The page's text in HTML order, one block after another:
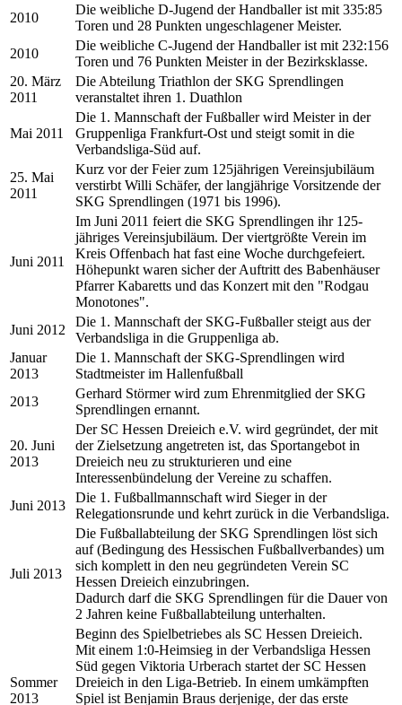
2010
Die weibliche D-Jugend der Handballer ist mit 335:85
Toren und 28 Punkten ungeschlagener Meister.
2010
Die weibliche C-Jugend der Handballer ist mit 232:156
Toren und 76 Punkten Meister in der Bezirksklasse.
20. März
2011
Die Abteilung Triathlon der SKG Sprendlingen
veranstaltet ihren 1. Duathlon
Mai 2011
Die 1. Mannschaft der Fußballer wird Meister in der
Gruppenliga Frankfurt-Ost und steigt somit in die
Verbandsliga-Süd auf.
25. Mai
2011
Kurz vor der Feier zum 125jährigen Vereinsjubiläum
verstirbt Willi Schäfer, der langjährige Vorsitzende der
SKG Sprendlingen (1971 bis 1996).
Juni 2011
Im Juni 2011 feiert die SKG Sprendlingen ihr 125-
jähriges Vereinsjubiläum. Der viertgrößte Verein im
Kreis Offenbach hat fast eine Woche durchgefeiert.
Höhepunkt waren sicher der Auftritt des Babenhäuser
Pfarrer Kabaretts und das Konzert mit den "Rodgau
Monotones".
Juni 2012
Die 1. Mannschaft der SKG-Fußballer steigt aus der
Verbandsliga in die Gruppenliga ab.
Januar
2013
Die 1. Mannschaft der SKG-Sprendlingen wird
Stadtmeister im Hallenfußball
2013
Gerhard Störmer wird zum Ehrenmitglied der SKG
Sprendlingen ernannt.
20. Juni
2013
Der SC Hessen Dreieich e.V. wird gegründet, der mit
der Zielsetzung angetreten ist, das Sportangebot in
Dreieich neu zu strukturieren und eine
Interessenbündelung der Vereine zu schaffen.
Juni 2013
Die 1. Fußballmannschaft wird Sieger in der
Relegationsrunde und kehrt zurück in die Verbandsliga.
Juli 2013
Die Fußballabteilung der SKG Sprendlingen löst sich
auf (Bedingung des Hessischen Fußballverbandes) um
sich komplett in den neu gegründeten Verein SC
Hessen Dreieich einzubringen.
Dadurch darf die SKG Sprendlingen für die Dauer von
2 Jahren keine Fußballabteilung unterhalten.
Sommer
2013
Beginn des Spielbetriebes als SC Hessen Dreieich.
Mit einem 1:0-Heimsieg in der Verbandsliga Hessen
Süd gegen Viktoria Urberach startet der SC Hessen
Dreieich in den Liga-Betrieb. In einem umkämpften
Spiel ist Benjamin Braus derjenige, der das erste